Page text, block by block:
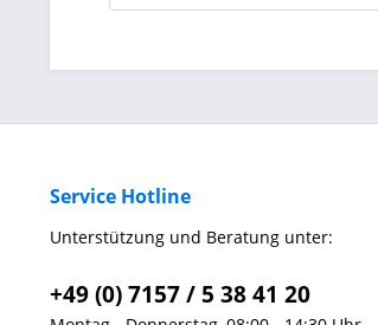
Service Hotline
Unterstützung und Beratung unter:
+49 (0) 7157 / 5 38 41 20